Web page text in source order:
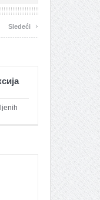
Sledeći ›